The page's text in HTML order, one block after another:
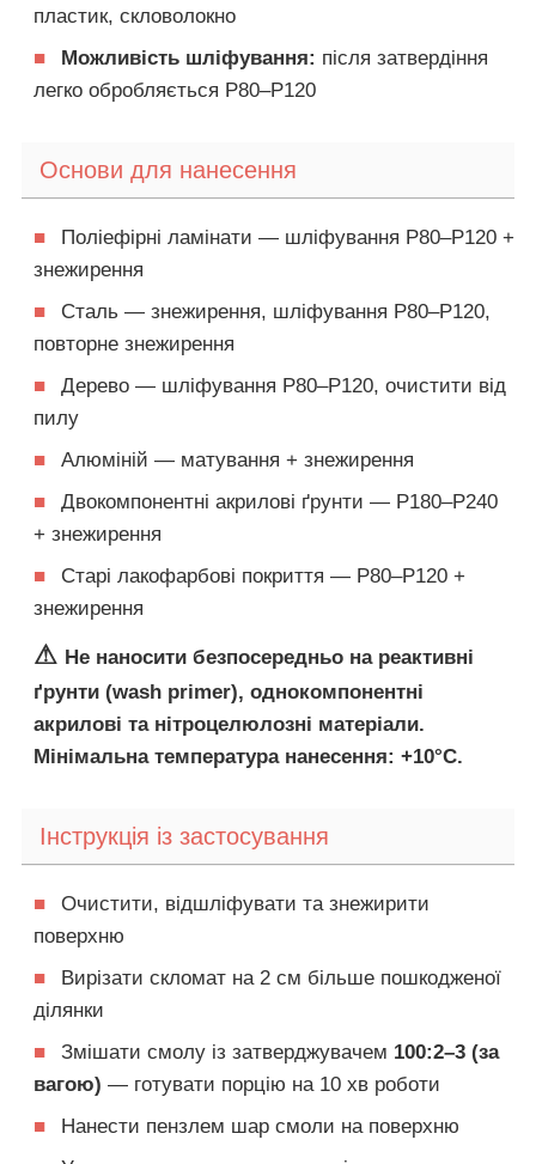
пластик, скловолокно
■
Можливість шліфування: після затвердіння
легко обробляється P80–P120
Основи для нанесення
■
Поліефірні ламінати — шліфування P80–P120 +
знежирення
■
Сталь — знежирення, шліфування P80–P120,
повторне знежирення
■
Дерево — шліфування P80–P120, очистити від
пилу
■
Алюміній — матування + знежирення
■
Двокомпонентні акрилові ґрунти — P180–P240
+ знежирення
■
Старі лакофарбові покриття — P80–P120 +
знежирення
⚠ Не наносити безпосередньо на реактивні
ґрунти (wash primer), однокомпонентні
акрилові та нітроцелюлозні матеріали.
Мінімальна температура нанесення: +10°C.
Інструкція із застосування
■
Очистити, відшліфувати та знежирити
поверхню
■
Вирізати скломат на 2 см більше пошкодженої
ділянки
■
Змішати смолу із затверджувачем 100:2–3 (за
вагою) — готувати порцію на 10 хв роботи
■
Нанести пензлем шар смоли на поверхню